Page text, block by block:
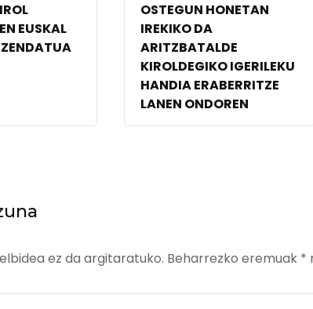
EUSKAL
OSTEGUN HONETAN
IREKIKO DA
ARITZBATALDE
KIROLDEGIKO IGERILEKU
HANDIA ERABERRITZE
LANEN ONDOREN
ez da argitaratuko. Beharrezko eremuak *